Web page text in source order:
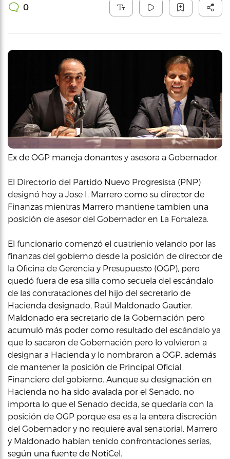
0
Ex de OGP maneja donantes y asesora a Gobernador.
El Directorio del Partido Nuevo Progresista (PNP)
designó hoy a Jose I. Marrero como su director de
Finanzas mientras Marrero mantiene tambien una
posición de asesor del Gobernador en La Fortaleza.
El funcionario comenzó el cuatrienio velando por las
finanzas del gobierno desde la posición de director de
la Oficina de Gerencia y Presupuesto (OGP), pero
quedó fuera de esa silla como secuela del escándalo
de las contrataciones del hijo del secretario de
Hacienda designado, Raúl Maldonado Gautier.
Maldonado era secretario de la Gobernación pero
acumuló más poder como resultado del escándalo ya
que lo sacaron de Gobernación pero lo volvieron a
designar a Hacienda y lo nombraron a OGP, además
de mantener la posición de Principal Oficial
Financiero del gobierno. Aunque su designación en
Hacienda no ha sido avalada por el Senado, no
importa lo que el Senado decida, se quedaría con la
posición de OGP porque esa es a la entera discreción
del Gobernador y no requiere aval senatorial. Marrero
y Maldonado habían tenido confrontaciones serias,
según una fuente de NotiCel.